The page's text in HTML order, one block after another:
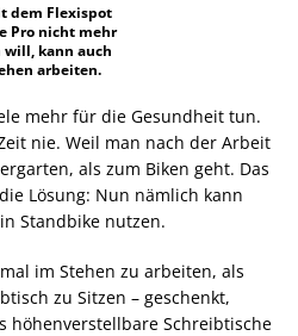
dem Flexispot
Pro nicht mehr
will, kann auch
arbeiten.
mehr für die Gesundheit tun.
nie. Weil man nach der Arbeit
als zum Biken geht. Das
Lösung: Nun nämlich kann
Standbike nutzen.
im Stehen zu arbeiten, als
zu Sitzen – geschenkt,
höhenverstellbare Schreibtische